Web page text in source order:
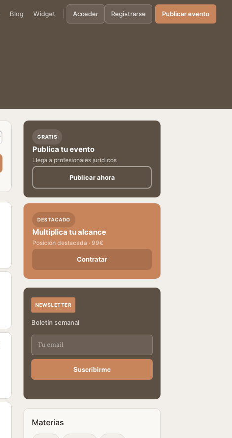
Blog Widget Acceder Registrarse Publicar evento
GRATIS
Publica tu evento
Llega a profesionales jurídicos
Publicar ahora
DESTACADO
Multiplica tu alcance
Posición destacada · 99€
Contratar
NEWSLETTER
Boletín semanal
Suscribirme
Materias